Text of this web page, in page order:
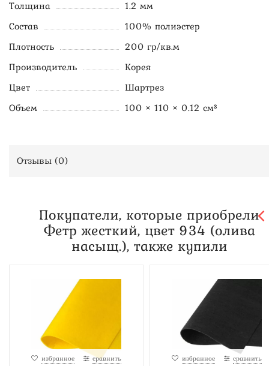
Толщина
1.2 мм
Состав
100% полиэстер
Плотность
200 гр/кв.м
Производитель
Корея
Цвет
Шартрез
Объем
100 × 110 × 0.12 см³
Отзывы (0)
Покупатели, которые приобрели
Фетр жесткий, цвет 934 (олива
насыщ.), также купили
избранное сравнить избранное сравнить